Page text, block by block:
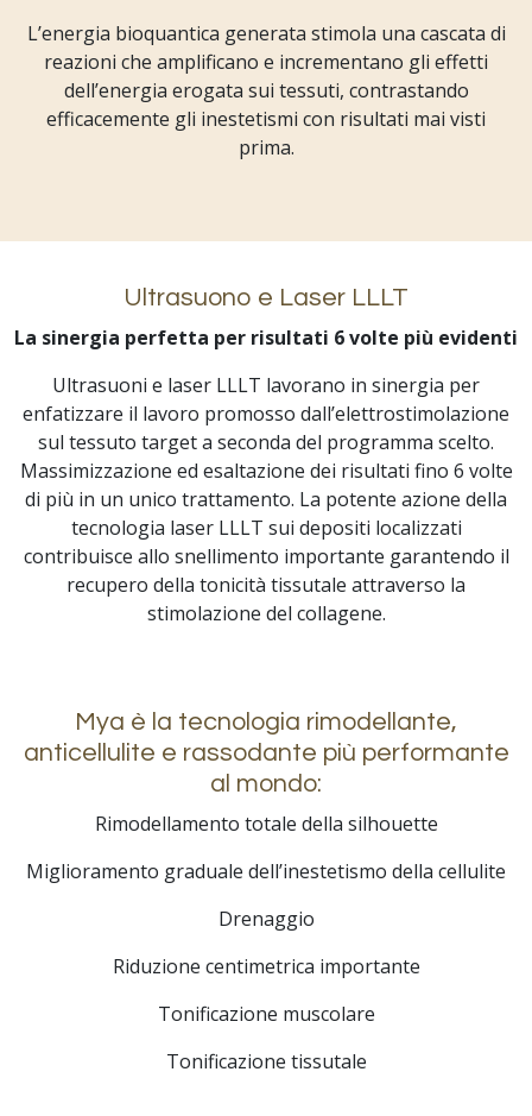
L’energia bioquantica generata stimola una cascata di
reazioni che amplificano e incrementano gli effetti
dell’energia erogata sui tessuti, contrastando
efficacemente gli inestetismi con risultati mai visti
prima.
Ultrasuono e Laser LLLT
La sinergia perfetta per risultati 6 volte più evidenti
Ultrasuoni e laser LLLT lavorano in sinergia per
enfatizzare il lavoro promosso dall’elettrostimolazione
sul tessuto target a seconda del programma scelto.
Massimizzazione ed esaltazione dei risultati fino 6 volte
di più in un unico trattamento. La potente azione della
tecnologia laser LLLT sui depositi localizzati
contribuisce allo snellimento importante garantendo il
recupero della tonicità tissutale attraverso la
stimolazione del collagene.
Mya è la tecnologia rimodellante,
anticellulite e rassodante più performante
al mondo:
Rimodellamento totale della silhouette
Miglioramento graduale dell’inestetismo della cellulite
Drenaggio
Riduzione centimetrica importante
Tonificazione muscolare
Tonificazione tissutale